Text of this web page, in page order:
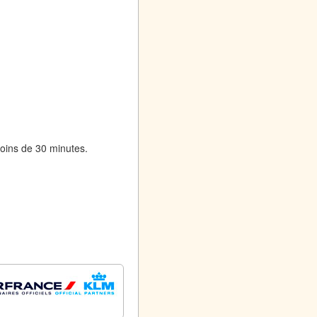
de 30 minutes.